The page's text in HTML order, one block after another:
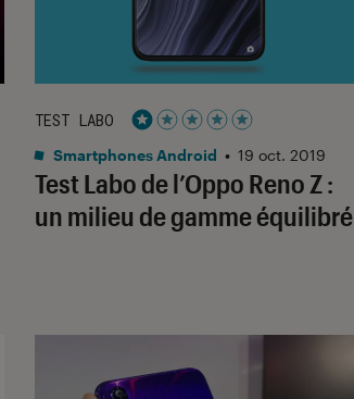
Test Labo de l’Oppo Reno Z :
un milieu de gamme équilibré
TEST LABO
Noté 1 étoiles sur 5
Smartphones Android • 19 oct. 2019